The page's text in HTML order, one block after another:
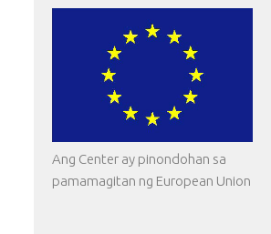
Ang Center ay pinondohan sa
pamamagitan ng European Union